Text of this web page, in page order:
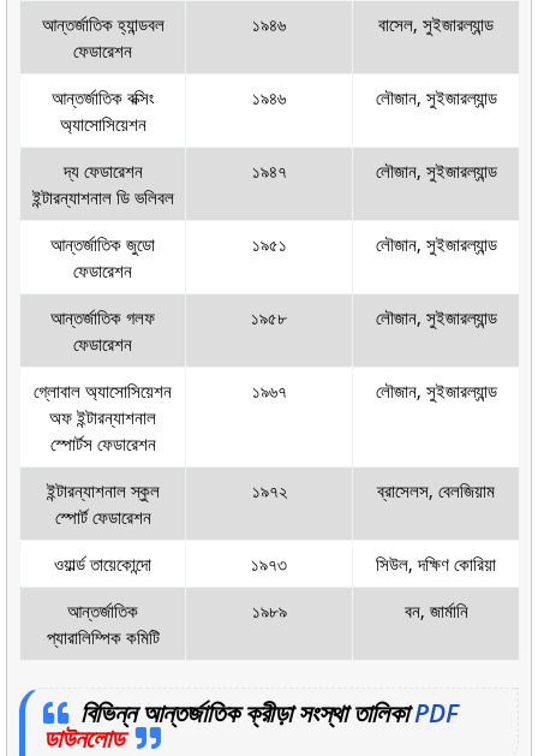
আন্তর্জাতিক হ্যান্ডবল
ফেডারেশন
১৯৪৬ বাসেল, সুইজারল্যান্ড
আন্তর্জাতিক বক্সিং
অ্যাসোসিয়েশন
১৯৪৬ লৌজান, সুইজারল্যান্ড
দ্য ফেডারেশন
ইন্টারন্যাশনাল ডি ভলিবল
১৯৪৭ লৌজান, সুইজারল্যান্ড
আন্তর্জাতিক জুডো
ফেডারেশন
১৯৫১ লৌজান, সুইজারল্যান্ড
আন্তর্জাতিক গলফ
ফেডারেশন
১৯৫৮ লৌজান, সুইজারল্যান্ড
গ্লোবাল অ্যাসোসিয়েশন
অফ ইন্টারন্যাশনাল
স্পোর্টস ফেডারেশন
১৯৬৭ লৌজান, সুইজারল্যান্ড
ইন্টারন্যাশনাল স্কুল
স্পোর্ট ফেডারেশন
১৯৭২ ব্রাসেলস, বেলজিয়াম
ওয়ার্ল্ড তায়েকোন্দো ১৯৭৩
সিউল, দক্ষিণ কোরিয়া
আন্তর্জাতিক
প্যারালিম্পিক কমিটি
১৯৮৯ বন, জার্মানি
বিভিন্ন আন্তর্জাতিক ক্রীড়া সংস্থা তালিকাPDF
ডাউনলোড